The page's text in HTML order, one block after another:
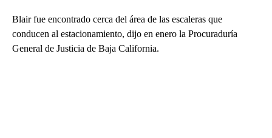
Blair fue encontrado cerca del área de las escaleras que
conducen al estacionamiento, dijo en enero la Procuraduría
General de Justicia de Baja California.